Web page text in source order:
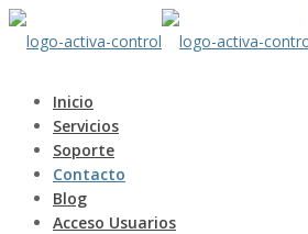
Inicio
Servicios
Soporte
Contacto
Blog
Acceso Usuarios